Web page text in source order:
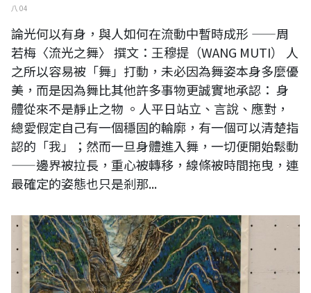
八 04
論光何以有身，與人如何在流動中暫時成形 ——周
若梅〈流光之舞〉 撰文：王穆提（WANG MUTI） 人
之所以容易被「舞」打動，未必因為舞姿本身多麼優
美，而是因為舞比其他許多事物更誠實地承認： 身
體從來不是靜止之物 。人平日站立、言說、應對，
總愛假定自己有一個穩固的輪廓，有一個可以清楚指
認的「我」；然而一旦身體進入舞，一切便開始鬆動
——邊界被拉長，重心被轉移，線條被時間拖曳，連
最確定的姿態也只是剎那...